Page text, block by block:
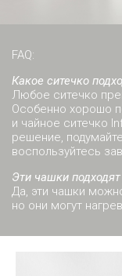
FAQ:
Какое ситечко
Любое ситечко
Особенно хорошо
и чайное ситечко
решение,
воспользуйтесь
Эти чашки
Да, эти чашки
но они могут